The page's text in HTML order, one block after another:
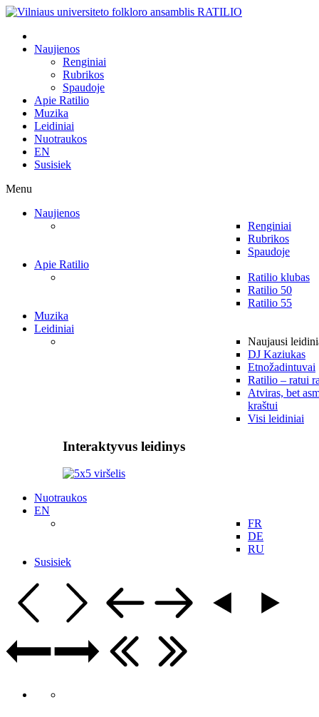
Naujienos
Renginiai
Rubrikos
Spaudoje
Apie Ratilio
Muzika
Leidiniai
Nuotraukos
EN
Susisiek
Menu
Naujienos
Renginiai
Rubrikos
Spaudoje
Apie Ratilio
Ratilio klubas
Ratilio 50
Ratilio 55
Muzika
Leidiniai
Naujausi
DJ Kaziukas
Etnožadintuvai
Ratilio – ratui
Atviras, bet
kraštui
Visi leidiniai
Interaktyvus leidinys
Nuotraukos
EN
FR
DE
RU
Susisiek